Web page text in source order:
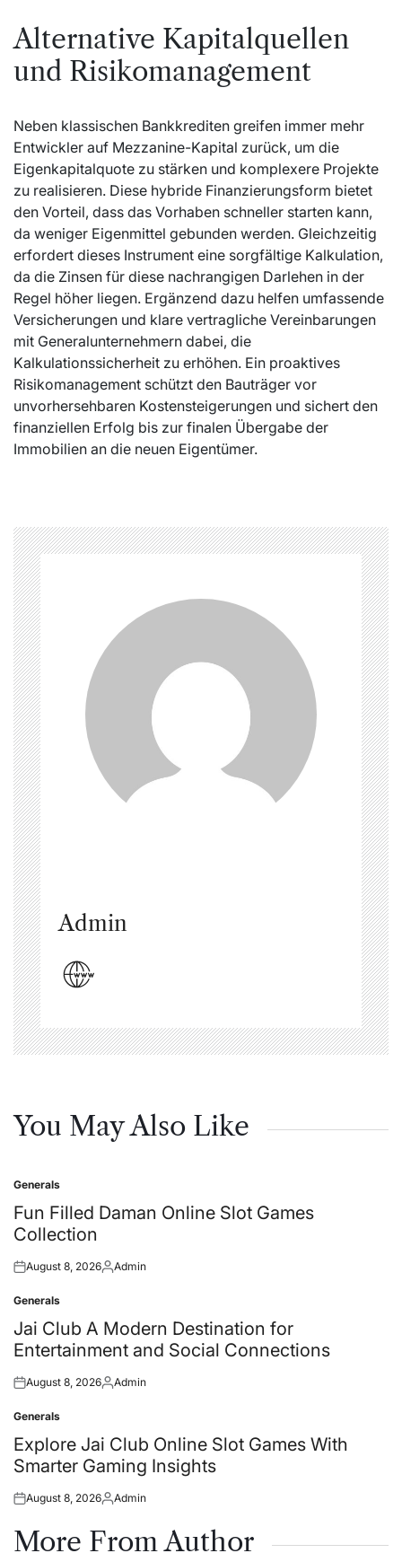
Alternative Kapitalquellen
und Risikomanagement
Neben klassischen Bankkrediten greifen immer mehr
Entwickler auf Mezzanine-Kapital zurück, um die
Eigenkapitalquote zu stärken und komplexere Projekte
zu realisieren. Diese hybride Finanzierungsform bietet
den Vorteil, dass das Vorhaben schneller starten kann,
da weniger Eigenmittel gebunden werden. Gleichzeitig
erfordert dieses Instrument eine sorgfältige Kalkulation,
da die Zinsen für diese nachrangigen Darlehen in der
Regel höher liegen. Ergänzend dazu helfen umfassende
Versicherungen und klare vertragliche Vereinbarungen
mit Generalunternehmern dabei, die
Kalkulationssicherheit zu erhöhen. Ein proaktives
Risikomanagement schützt den Bauträger vor
unvorhersehbaren Kostensteigerungen und sichert den
finanziellen Erfolg bis zur finalen Übergabe der
Immobilien an die neuen Eigentümer.
Admin
You May Also Like
Posted
in
Generals
Fun Filled Daman Online Slot Games
Collection
Posted
August 8, 2026Posted
Admin
Posted
in
Generals
Jai Club A Modern Destination for
Entertainment and Social Connections
Posted
August 8, 2026Posted
Admin
Posted
in
Generals
Explore Jai Club Online Slot Games With
Smarter Gaming Insights
Posted
August 8, 2026Posted
Admin
More From Author